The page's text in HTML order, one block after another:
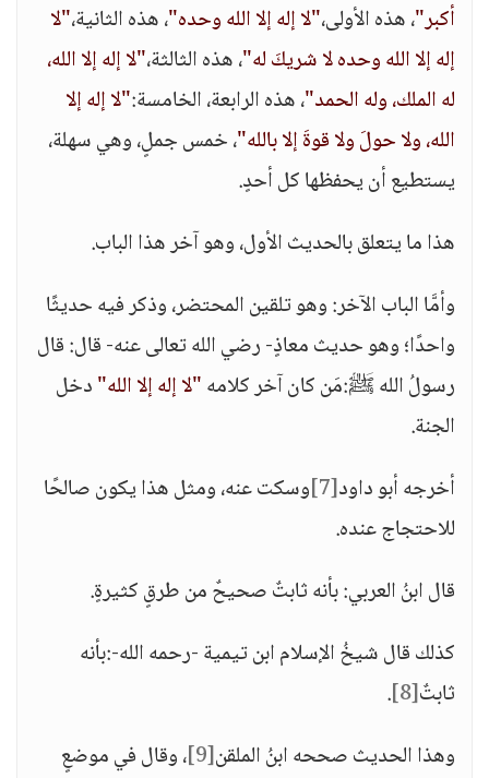
أكبر"، هذه الأولى،"لا إله إلا الله وحده"، هذه الثانية،"لا
إله إلا الله وحده لا شريكَ له"، هذه الثالثة،"لا إله إلا الله،
له الملك، وله الحمد"، هذه الرابعة، الخامسة:"لا إله إلا
الله، ولا حولَ ولا قوةَ إلا بالله"، خمس جملٍ، وهي سهلة،
يستطيع أن يحفظها كل أحدٍ.
هذا ما يتعلق بالحديث الأول، وهو آخر هذا الباب.
وأمَّا الباب الآخر: وهو تلقين المحتضر، وذكر فيه حديثًا
واحدًا؛ وهو حديث معاذٍ- رضي الله تعالى عنه- قال: قال
رسولُ الله ﷺ:مَن كان آخر كلامه"لا إله إلا الله"دخل
الجنة.
أخرجه أبو داود[7] وسكت عنه، ومثل هذا يكون صالحًا
للاحتجاج عنده.
قال ابنُ العربي: بأنه ثابتٌ صحيحٌ من طرقٍ كثيرةٍ.
كذلك قال شيخُ الإسلام ابن تيمية -رحمه الله-:بأنه
ثابتٌ[8]
.
وهذا الحديث صححه ابنُ الملقن[9] ، وقال في موضعٍ